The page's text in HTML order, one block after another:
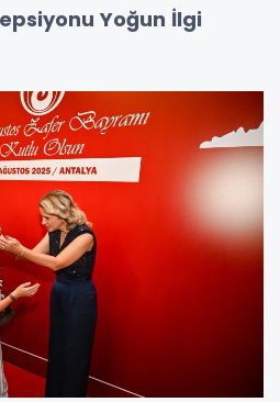
Yoğun İlgi